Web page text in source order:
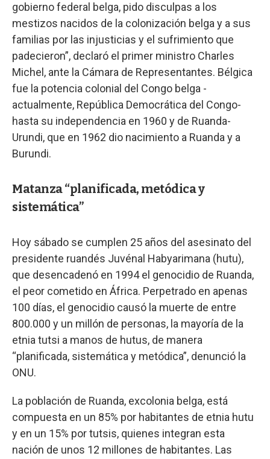
gobierno federal belga, pido disculpas a los
mestizos nacidos de la colonización belga y a sus
familias por las injusticias y el sufrimiento que
padecieron”, declaró el primer ministro Charles
Michel, ante la Cámara de Representantes. Bélgica
fue la potencia colonial del Congo belga -
actualmente, República Democrática del Congo-
hasta su independencia en 1960 y de Ruanda-
Urundi, que en 1962 dio nacimiento a Ruanda y a
Burundi.
Matanza “planificada, metódica y
sistemática”
Hoy sábado se cumplen 25 años del asesinato del
presidente ruandés Juvénal Habyarimana (hutu),
que desencadenó en 1994 el genocidio de Ruanda,
el peor cometido en África. Perpetrado en apenas
100 días, el genocidio causó la muerte de entre
800.000 y un millón de personas, la mayoría de la
etnia tutsi a manos de hutus, de manera
“planificada, sistemática y metódica”, denunció la
ONU.
La población de Ruanda, excolonia belga, está
compuesta en un 85% por habitantes de etnia hutu
y en un 15% por tutsis, quienes integran esta
nación de unos 12 millones de habitantes. Las